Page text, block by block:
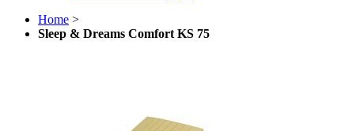
Home >
Sleep & Dreams Comfort KS 75